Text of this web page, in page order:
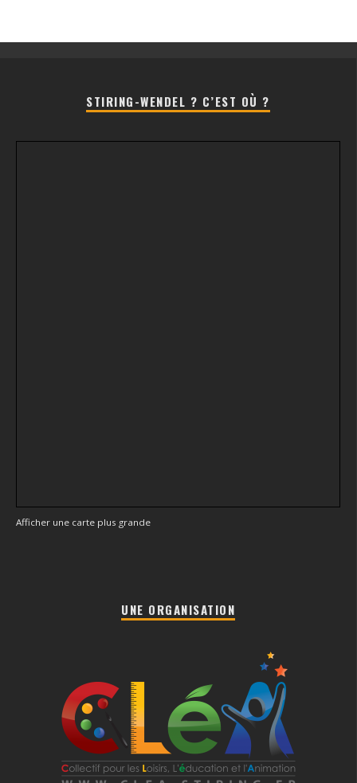
STIRING-WENDEL ? C’EST OÙ ?
Afficher une carte plus grande
UNE ORGANISATION